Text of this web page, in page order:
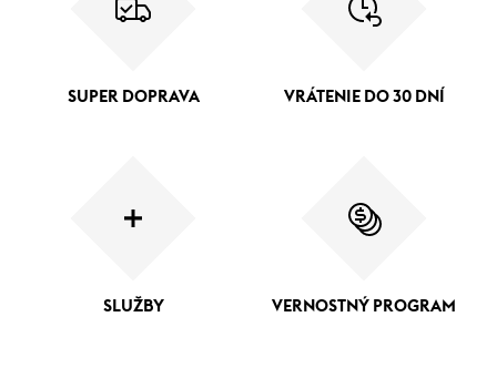
SUPER DOPRAVA VRÁTENIE DO 30 DNÍ
SLUŽBY VERNOSTNÝ PROGRAM